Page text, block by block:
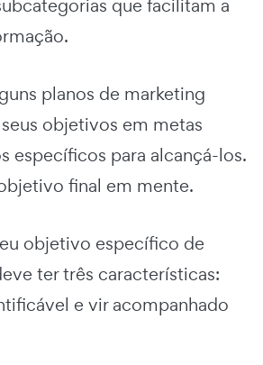
que facilitam a
planos de marketing
objetivos em metas
específicos para alcançá-los.
final em mente.
objetivo específico de
ter três características:
e vir acompanhado